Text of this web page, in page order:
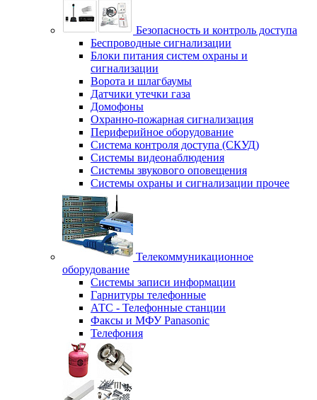
Безопасность и контроль доступа
Беспроводные сигнализации
Блоки питания систем охраны и
сигнализации
Ворота и шлагбаумы
Датчики утечки газа
Домофоны
Охранно-пожарная сигнализация
Периферийное оборудование
Система контроля доступа (СКУД)
Системы видеонаблюдения
Системы звукового оповещения
Системы охраны и сигнализации прочее
Телекоммуникационное
оборудование
Системы записи информации
Гарнитуры телефонные
АТС - Телефонные станции
Факсы и МФУ Panasonic
Телефония